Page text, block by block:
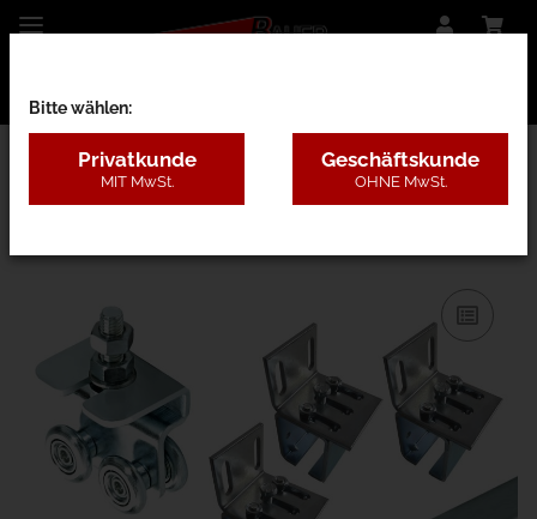
14AA - 75kg
Bitte wählen:
Privatkunde
MIT MwSt.
Geschäftskunde
OHNE MwSt.